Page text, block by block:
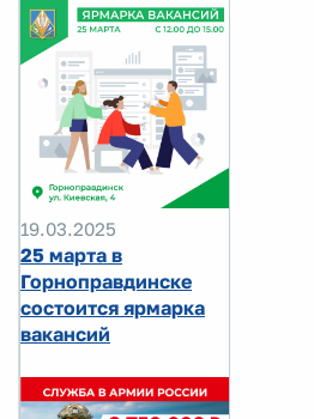
19.03.2025
25 марта в
Горноправдинске
состоится ярмарка
вакансий